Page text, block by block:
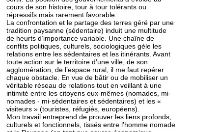
cours de son histoire, tour à tour tolérants ou
répressifs mais rarement favorable.
La confrontation et le partage des terres géré par une
tradition paysanne (sédentaire) induit une multitude
de heurts d’importance variable. Une chaîne de
conflits politiques, culturels, sociologiques gèle les
relations entre les sédentaires et les itinérants. Avant
toute action sur le territoire d’une ville, de son
agglomération, de l’espace rural, il me faut repérer
chaque obstacle. En vue de bâtir ou de mobiliser un
véritable réseau de relations tout en veillant à une
intimité entre les citoyens eux-mêmes (nomades, mi-
nomades - mi-sédentaires et sédentaires) et les «
visiteurs » (touristes, réfugiés, européens).
Mon travail entreprend de prouver les liens profonds,
culturels et fonctionnels, tissés entre l’homme nomade